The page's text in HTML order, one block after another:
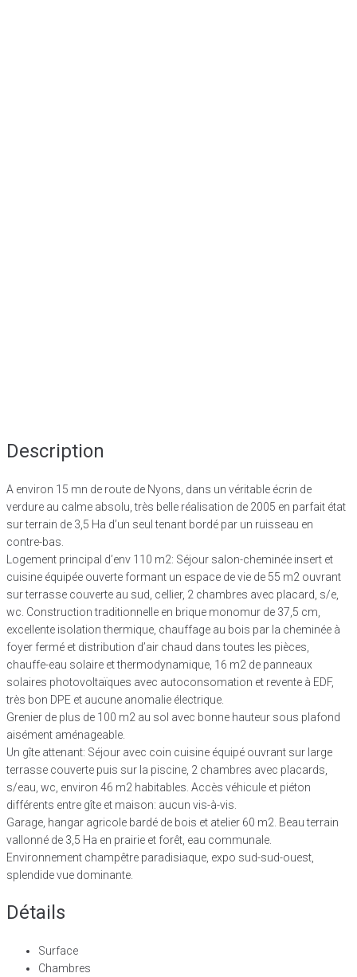
Description
A environ 15 mn de route de Nyons, dans un véritable écrin de
verdure au calme absolu, très belle réalisation de 2005 en parfait état
sur terrain de 3,5 Ha d’un seul tenant bordé par un ruisseau en
contre-bas.
Logement principal d’env 110 m2: Séjour salon-cheminée insert et
cuisine équipée ouverte formant un espace de vie de 55 m2 ouvrant
sur terrasse couverte au sud, cellier, 2 chambres avec placard, s/e,
wc. Construction traditionnelle en brique monomur de 37,5 cm,
excellente isolation thermique, chauffage au bois par la cheminée à
foyer fermé et distribution d’air chaud dans toutes les pièces,
chauffe-eau solaire et thermodynamique, 16 m2 de panneaux
solaires photovoltaïques avec autoconsomation et revente à EDF,
très bon DPE et aucune anomalie électrique.
Grenier de plus de 100 m2 au sol avec bonne hauteur sous plafond
aisément aménageable.
Un gîte attenant: Séjour avec coin cuisine équipé ouvrant sur large
terrasse couverte puis sur la piscine, 2 chambres avec placards,
s/eau, wc, environ 46 m2 habitables. Accès véhicule et piéton
différents entre gîte et maison: aucun vis-à-vis.
Garage, hangar agricole bardé de bois et atelier 60 m2. Beau terrain
vallonné de 3,5 Ha en prairie et forêt, eau communale.
Environnement champêtre paradisiaque, expo sud-sud-ouest,
splendide vue dominante.
Détails
Surface
Chambres